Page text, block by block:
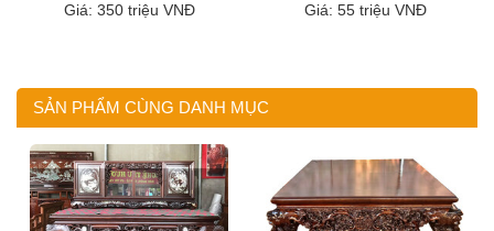
Giá: 350 triệu VNĐ Giá: 55 triệu VNĐ
SẢN PHẨM CÙNG DANH MỤC